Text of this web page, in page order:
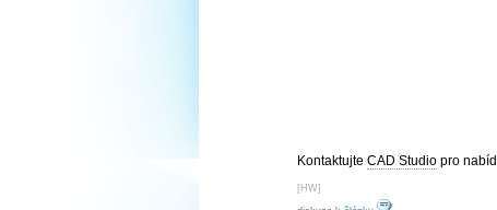
Kontaktujte CAD Studio pro
[ HW]